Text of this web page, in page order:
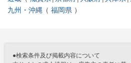
九州・沖縄
福岡県
●検索条件及び掲載内容について